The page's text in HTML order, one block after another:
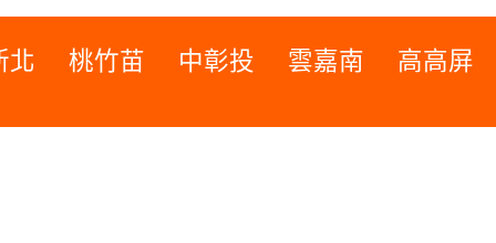
北 桃竹苗 中彰投 雲嘉南 高高屏